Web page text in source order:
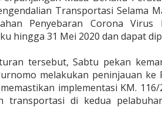
Transportasi Selama
Penyebaran Corona Virus
hingga 31 Mei 2020 dan dapat
tersebut, Sabtu pekan
melakukan peninjauan ke
implementasi KM.
transportasi di kedua